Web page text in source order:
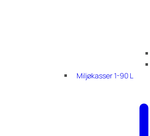
Miljøkasser 1-90 L